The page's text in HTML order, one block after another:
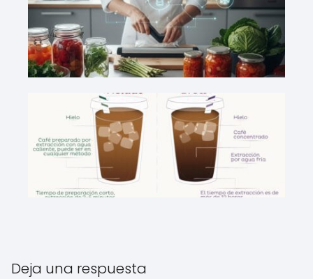
Deja una respuesta